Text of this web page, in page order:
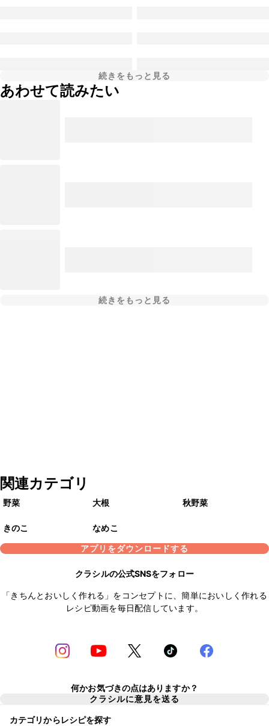
続きをもっと見る
あわせて読みたい
続きをもっと見る
関連カテゴリ
野菜 大根 秋野菜
きのこ
なめこ
アプリをダウンロードする
クラシルの公式SNSをフォロー
「きちんとおいしく作れる」をコンセプトに、簡単においしく作れる
レシピ動画を毎日配信しています。
何かお気づきの点はありますか？
クラシルに意見を送る
カテゴリからレシピを探す